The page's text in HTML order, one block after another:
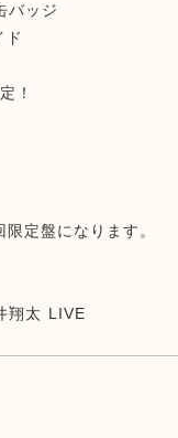
バッジ
ド
！
定盤になります。
翔太 LIVE